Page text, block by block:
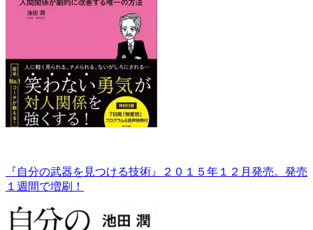
『自分の武器を見つける技術』２０１５年１２月発売。発売
１週間で増刷！